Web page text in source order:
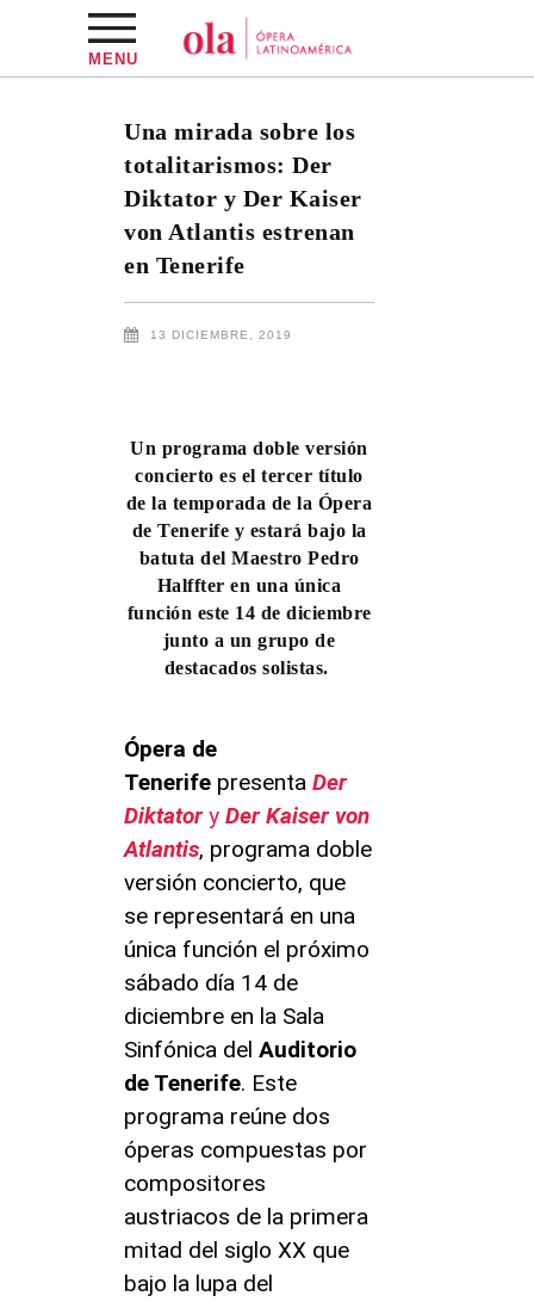
MENU
Una mirada sobre los
totalitarismos: Der
Diktator y Der Kaiser
von Atlantis estrenan
en Tenerife
13 DICIEMBRE, 2019
Un programa doble versión
concierto es el tercer título
de la temporada de la Ópera
de Tenerife y estará bajo la
batuta del Maestro Pedro
Halffter en una única
función este 14 de diciembre
junto a un grupo de
destacados solistas.
Ópera de
Tenerife presenta Der
Diktatory Der Kaiser von
Atlantis, programa doble
versión concierto, que
se representará en una
única función el próximo
sábado día 14 de
diciembre en la Sala
Sinfónica del Auditorio
de Tenerife. Este
programa reúne dos
óperas compuestas por
compositores
austriacos de la primera
mitad del siglo XX que
bajo la lupa del